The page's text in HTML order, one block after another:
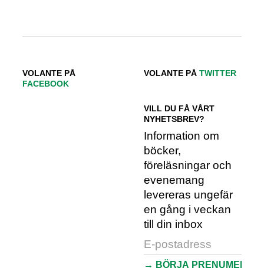
VOLANTE PÅ
FACEBOOK
VOLANTE PÅ TWITTER
VILL DU FÅ VÅRT
NYHETSBREV?
Information om
böcker,
föreläsningar och
evenemang
levereras ungefär
en gång i veckan
till din inbox